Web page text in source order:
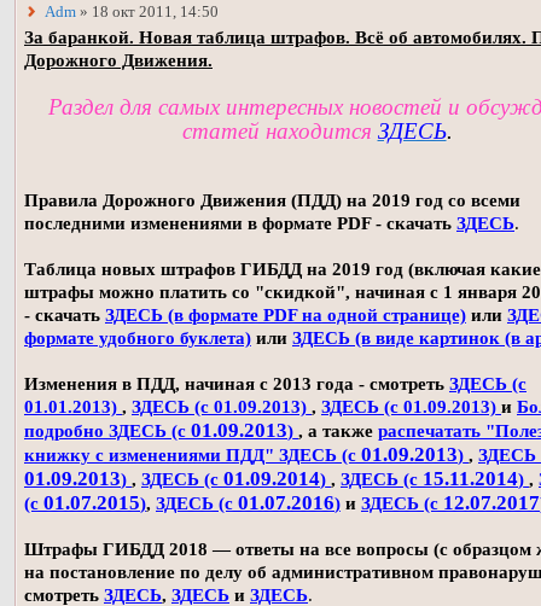
Adm » 18 окт 2011, 14:50
За баранкой. Новая таблица штрафов. Всё об автомобилях.
Дорожного Движения.
Раздел для самых интересных новостей и
статей находится ЗДЕСЬ.
Правила Дорожного Движения (ПДД) на 2019 год со всеми
последними изменениями в формате PDF - скачать ЗДЕСЬ.
Таблица новых штрафов ГИБДД на 2019 год (включая какие
штрафы можно платить со "скидкой", начиная с 1 января
- скачать ЗДЕСЬ (в формате PDF на одной странице) или
формате удобного буклета) или ЗДЕСЬ (в виде картинок (в
Изменения в ПДД, начиная с 2013 года - смотреть ЗДЕСЬ (с
01.01.2013) , ЗДЕСЬ (с 01.09.2013) , ЗДЕСЬ (с 01.09.2013) и
подробно ЗДЕСЬ (с 01.09.2013) , а также распечатать
книжку с изменениями ПДД" ЗДЕСЬ (с 01.09.2013) , ЗДЕСЬ
01.09.2013) , ЗДЕСЬ (с 01.09.2014) , ЗДЕСЬ (с 15.11.2014) ,
(с 01.07.2015), ЗДЕСЬ (с 01.07.2016) и ЗДЕСЬ (с 12.07.2017
Штрафы ГИБДД 2018 — ответы на все вопросы (с образцом
на постановление по делу об административном
смотреть ЗДЕСЬ, ЗДЕСЬ и ЗДЕСЬ.